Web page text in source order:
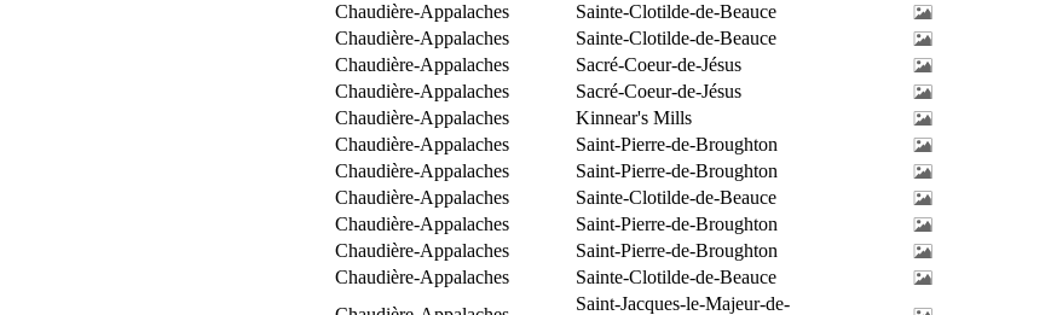
Chaudière-Appalaches
Sainte-Clotilde-de-Beauce
Chaudière-Appalaches
Sainte-Clotilde-de-Beauce
Chaudière-Appalaches
Sacré-Coeur-de-Jésus
Chaudière-Appalaches
Sacré-Coeur-de-Jésus
Chaudière-Appalaches
Kinnear's Mills
Chaudière-Appalaches
Saint-Pierre-de-Broughton
Chaudière-Appalaches
Saint-Pierre-de-Broughton
Chaudière-Appalaches
Sainte-Clotilde-de-Beauce
Chaudière-Appalaches
Saint-Pierre-de-Broughton
Chaudière-Appalaches
Saint-Pierre-de-Broughton
Chaudière-Appalaches
Sainte-Clotilde-de-Beauce
Saint-Jacques-le-Majeur-de-